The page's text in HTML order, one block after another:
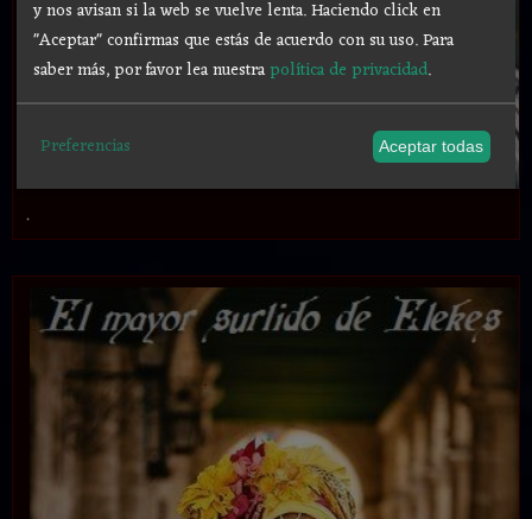
.
y nos avisan si la web se vuelve lenta. Haciendo click en
"Aceptar" confirmas que estás de acuerdo con su uso.Para
saber más, por favor lea nuestrapolítica de privacidad.
Preferencias Aceptar todas